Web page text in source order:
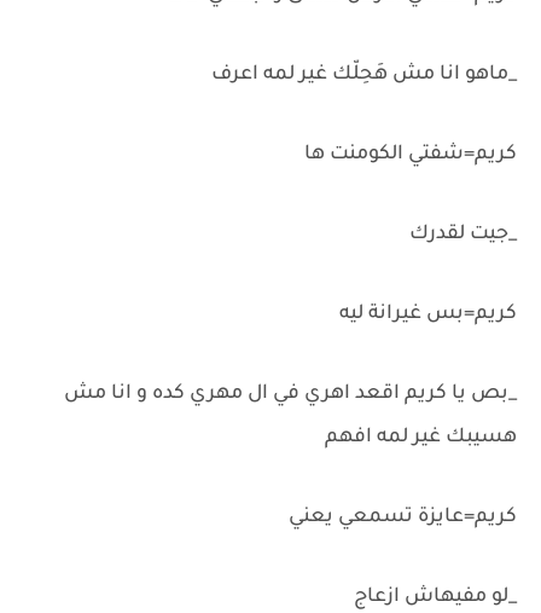
_ماهو انا مش هَحِلّك غير لمه اعرف
كريم=شفتي الكومنت ها
_جيت لقدرك
كريم=بس غيرانة ليه
_بص يا كريم اقعد اهري في ال مهري كده و انا مش
هسيبك غير لمه افهم
كريم=عايزة تسمعي يعني
_لو مفيهاش ازعاج